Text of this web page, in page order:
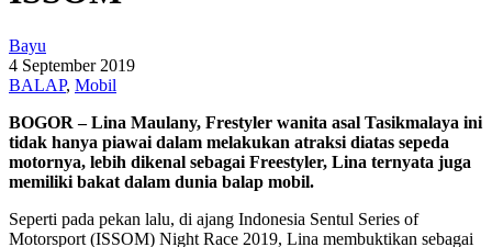
Bayu
4 September 2019
BALAP, Mobil
BOGOR – Lina Maulany, Frestyler wanita asal Tasikmalaya ini
tidak hanya piawai dalam melakukan atraksi diatas sepeda
motornya, lebih dikenal sebagai Freestyler, Lina ternyata juga
memiliki bakat dalam dunia balap mobil.
Seperti pada pekan lalu, di ajang Indonesia Sentul Series of
Motorsport (ISSOM) Night Race 2019, Lina membuktikan sebagai